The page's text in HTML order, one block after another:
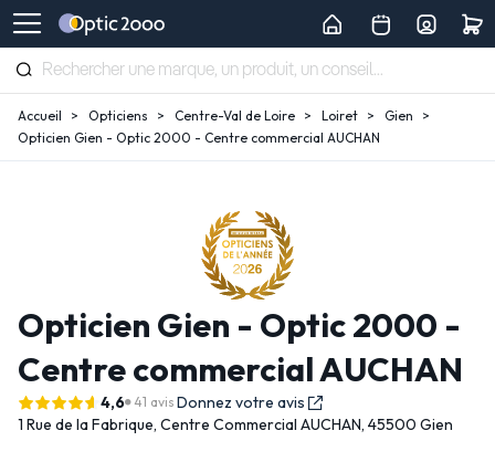
Accueil Opticiens Centre-Val de Loire Loiret
Gien
Opticien Gien - Optic 2000 - Centre commercial AUCHAN
Opticien Gien - Optic 2000 -
Centre commercial AUCHAN
4,6 41 avis Donnez votre avis
1 Rue de la Fabrique, Centre Commercial AUCHAN, 45500 Gien